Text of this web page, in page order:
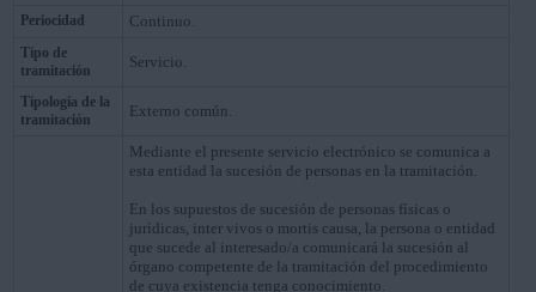
Periocidad Continuo.
Tipo de
tramitación
Servicio.
Tipología de la
tramitación
Externo común.
Mediante el presente servicio electrónico se comunica a
esta entidad la sucesión de personas en la tramitación.
En los supuestos de sucesión de personas físicas o
jurídicas, inter vivos o mortis causa, la persona o entidad
que sucede al interesado/a comunicará la sucesión al
órgano competente de la tramitación del procedimiento
de cuya existencia tenga conocimiento.